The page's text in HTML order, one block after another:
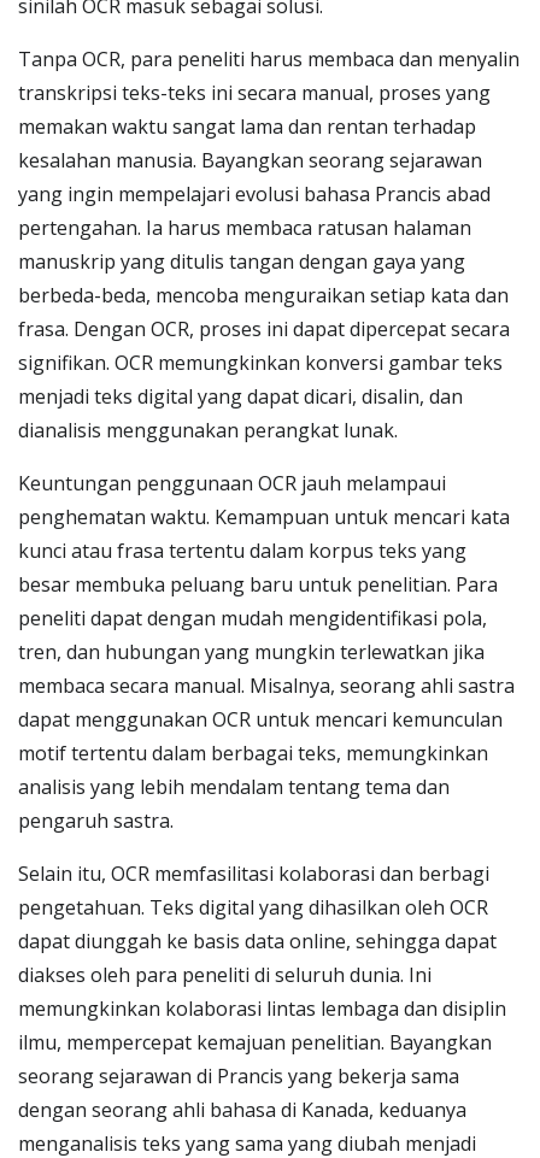
sinilah OCR masuk sebagai solusi.
Tanpa OCR, para peneliti harus membaca dan menyalin
transkripsi teks-teks ini secara manual, proses yang
memakan waktu sangat lama dan rentan terhadap
kesalahan manusia. Bayangkan seorang sejarawan
yang ingin mempelajari evolusi bahasa Prancis abad
pertengahan. Ia harus membaca ratusan halaman
manuskrip yang ditulis tangan dengan gaya yang
berbeda-beda, mencoba menguraikan setiap kata dan
frasa. Dengan OCR, proses ini dapat dipercepat secara
signifikan. OCR memungkinkan konversi gambar teks
menjadi teks digital yang dapat dicari, disalin, dan
dianalisis menggunakan perangkat lunak.
Keuntungan penggunaan OCR jauh melampaui
penghematan waktu. Kemampuan untuk mencari kata
kunci atau frasa tertentu dalam korpus teks yang
besar membuka peluang baru untuk penelitian. Para
peneliti dapat dengan mudah mengidentifikasi pola,
tren, dan hubungan yang mungkin terlewatkan jika
membaca secara manual. Misalnya, seorang ahli sastra
dapat menggunakan OCR untuk mencari kemunculan
motif tertentu dalam berbagai teks, memungkinkan
analisis yang lebih mendalam tentang tema dan
pengaruh sastra.
Selain itu, OCR memfasilitasi kolaborasi dan berbagi
pengetahuan. Teks digital yang dihasilkan oleh OCR
dapat diunggah ke basis data online, sehingga dapat
diakses oleh para peneliti di seluruh dunia. Ini
memungkinkan kolaborasi lintas lembaga dan disiplin
ilmu, mempercepat kemajuan penelitian. Bayangkan
seorang sejarawan di Prancis yang bekerja sama
dengan seorang ahli bahasa di Kanada, keduanya
menganalisis teks yang sama yang diubah menjadi